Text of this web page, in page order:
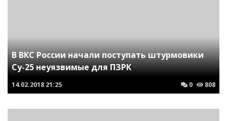
В ВКС России начали поступать штурмовики
Су-25 неуязвимые для ПЗРК
14.02.2018 21:25 0 808